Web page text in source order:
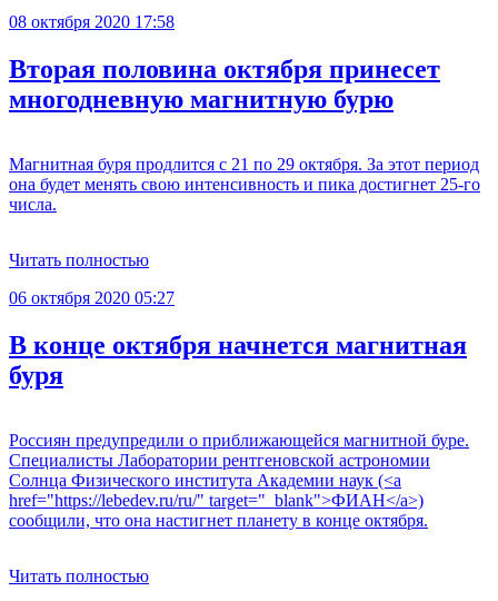
08 октября 2020 17:58
Вторая половина октября принесет
многодневную магнитную бурю
Магнитная буря продлится с 21 по 29 октября. За этот период
она будет менять свою интенсивность и пика достигнет 25-го
числа.
Читать полностью
06 октября 2020 05:27
В конце октября начнется магнитная
буря
Россиян предупредили о приближающейся магнитной буре.
Специалисты Лаборатории рентгеновской астрономии
Солнца Физического института Академии наук (<a
href="https://lebedev.ru/ru/" target="_blank">ФИАН</a>)
сообщили, что она настигнет планету в конце октября.
Читать полностью